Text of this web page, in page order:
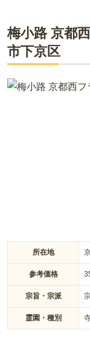
派を問わず申込み
嬉しいポイントで
ます。 墓域は歩き
っくりと故人と向
梅小路 京都
市下京区
所在地
参考価格
宗旨・宗派
霊園・種別